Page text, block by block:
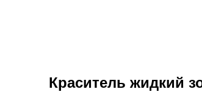
Краситель жидкий